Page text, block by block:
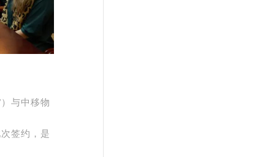
与中移物
签约，是